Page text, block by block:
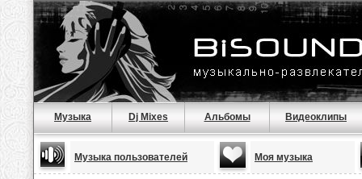
Музыка Dj Mixes Альбомы Видеоклипы
Музыка пользователей Моя музыка